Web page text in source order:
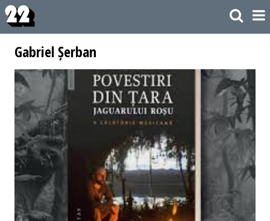
Gabriel Șerban